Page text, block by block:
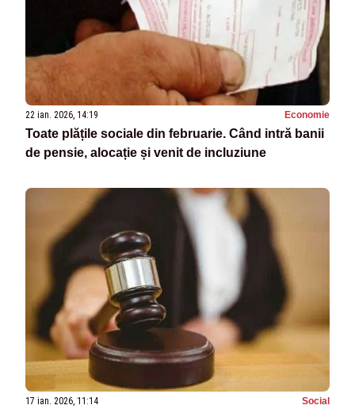
22 ian. 2026, 14:19 Economie
Toate plățile sociale din februarie. Când intră banii
de pensie, alocație și venit de incluziune
17 ian. 2026, 11:14 Social